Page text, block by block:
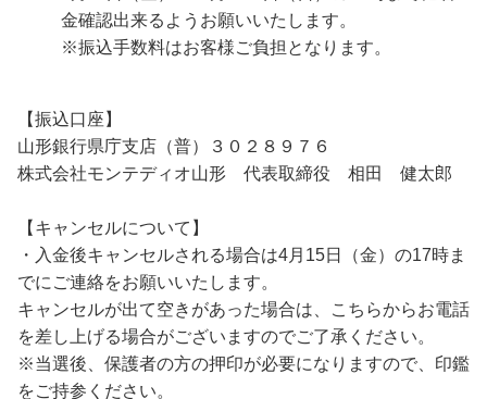
金確認出来るようお願いいたします。
※振込手数料はお客様ご負担となります。
【振込口座】
山形銀行県庁支店（普）３０２８９７６
株式会社モンテディオ山形 代表取締役 相田 健太郎
【キャンセルについて】
・入金後キャンセルされる場合は4月15日（金）の17時ま
でにご連絡をお願いいたします。
キャンセルが出て空きがあった場合は、こちらからお電話
を差し上げる場合がございますのでご了承ください。
※当選後、保護者の方の押印が必要になりますので、印鑑
をご持参ください。